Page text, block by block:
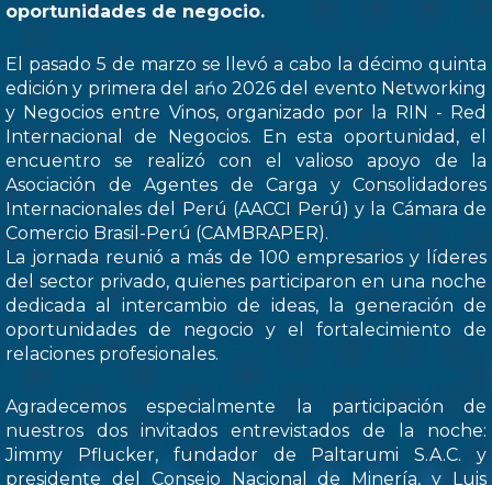
oportunidades de negocio.
El pasado 5 de marzo se llevó a cabo la décimo quinta
edición y primera del ańo 2026 del evento Networking
y Negocios entre Vinos, organizado por la RIN - Red
Internacional de Negocios. En esta oportunidad, el
encuentro se realizó con el valioso apoyo de la
Asociación de Agentes de Carga y Consolidadores
Internacionales del Perú (AACCI Perú) y la Cámara de
Comercio Brasil-Perú (CAMBRAPER).
La jornada reunió a más de 100 empresarios y líderes
del sector privado, quienes participaron en una noche
dedicada al intercambio de ideas, la generación de
oportunidades de negocio y el fortalecimiento de
relaciones profesionales.
Agradecemos especialmente la participación de
nuestros dos invitados entrevistados de la noche:
Jimmy Pflucker, fundador de Paltarumi S.A.C. y
presidente del Consejo Nacional de Minería, y Luis